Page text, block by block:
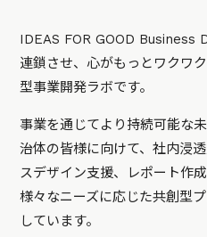
IDEAS FOR GOOD Business
連鎖させ、心がもっとワクワ
型事業開発ラボです。
事業を通じてより持続可能な
治体の皆様に向けて、社内浸
スデザイン支援、レポート作
様々なニーズに応じた共創型
しています。